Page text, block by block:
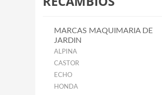
MARCAS MAQUIMARIA DE
JARDIN
ALPINA
CASTOR
ECHO
HONDA